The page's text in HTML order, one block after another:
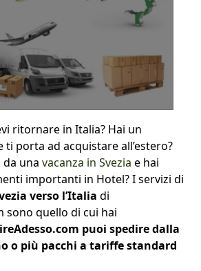
kg cm
cm cm
calcola
ritornare in Italia? Hai un
ti porta ad acquistare all’estero?
una vacanza in Svezia e hai
importanti in Hotel? I servizi di
verso l’Italia di
sono quello di cui hai
puoi spedire dalla
o più pacchi a tariffe standard